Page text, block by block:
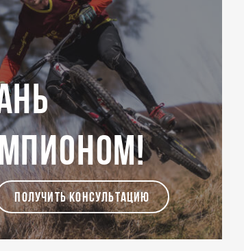
ПОЛУЧИТЬ КОНСУЛЬТАЦИЮ